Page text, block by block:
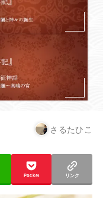
さるたひこ
Pocket リンク